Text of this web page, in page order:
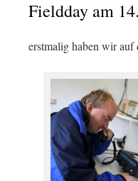
Fieldday am
erstmalig haben wir